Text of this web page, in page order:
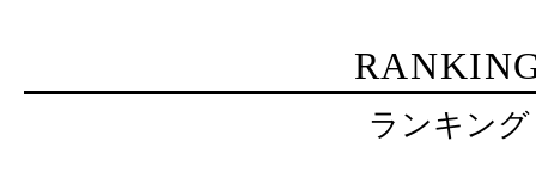
ランキング